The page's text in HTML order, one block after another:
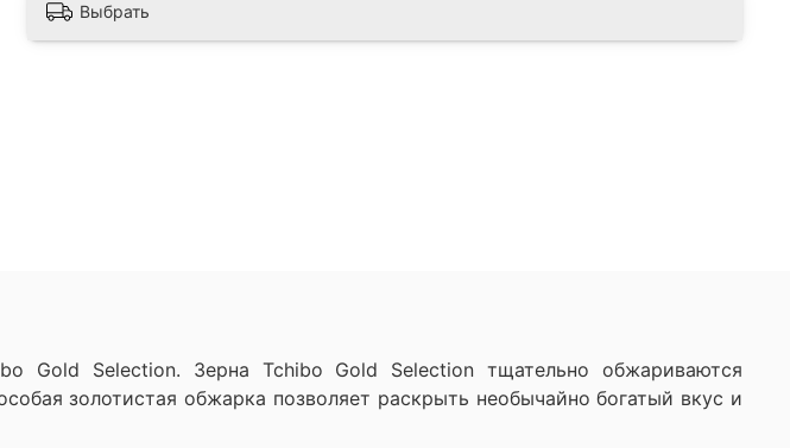
Выбрать
Gold Selection. Зерна Tchibo Gold Selection тщательно обжариваются
золотистая обжарка позволяет раскрыть необычайно богатый вкус и